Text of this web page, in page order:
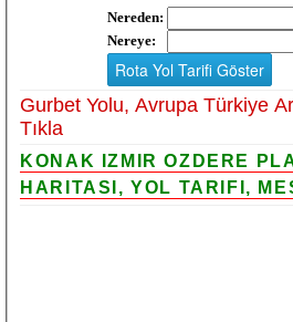
Nereden:
Nereye:
Gurbet Yolu, Avrupa Türkiye
Tıkla
KONAK IZMIR OZDERE
HARITASI, YOL TARIFI,